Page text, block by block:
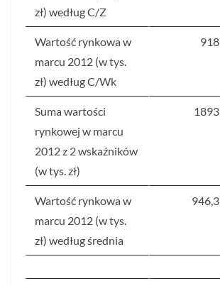
zł) według C/Z
Wartość rynkowa w
marcu 2012 (w tys.
zł) według C/Wk
918
Suma wartości
rynkowej w marcu
2012 z 2 wskaźników
(w tys. zł)
1893
Wartość rynkowa w
marcu 2012 (w tys.
zł) według średnia
946,3